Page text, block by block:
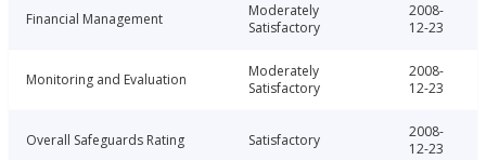
Financial Management
Moderately
Satisfactory
2008-
12-23
Monitoring and Evaluation
Moderately
Satisfactory
2008-
12-23
Overall Safeguards Rating Satisfactory
2008-
12-23